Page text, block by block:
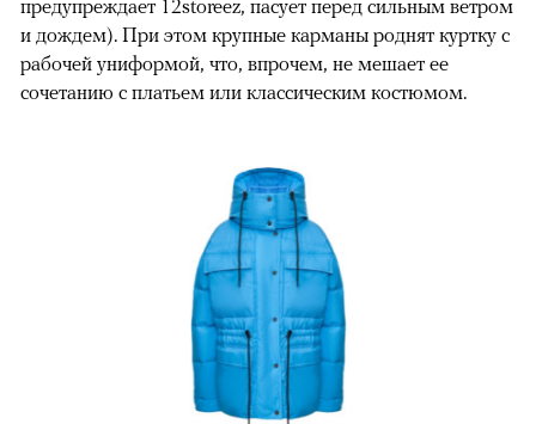
предупреждает 12storeez, пасует перед сильным ветром
и дождем). При этом крупные карманы роднят куртку с
рабочей униформой, что, впрочем, не мешает ее
сочетанию с платьем или классическим костюмом.